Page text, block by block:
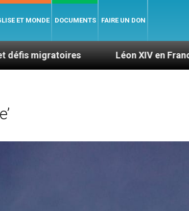
ET MONDE DOCUMENTS FAIRE UN DON
Léon XIV en France : le